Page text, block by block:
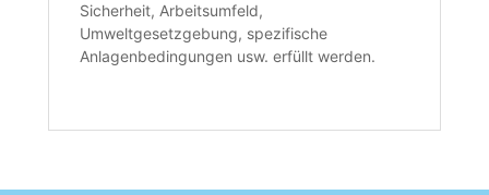
Sicherheit, Arbeitsumfeld,
Umweltgesetzgebung, spezifische
Anlagenbedingungen usw. erfüllt werden.